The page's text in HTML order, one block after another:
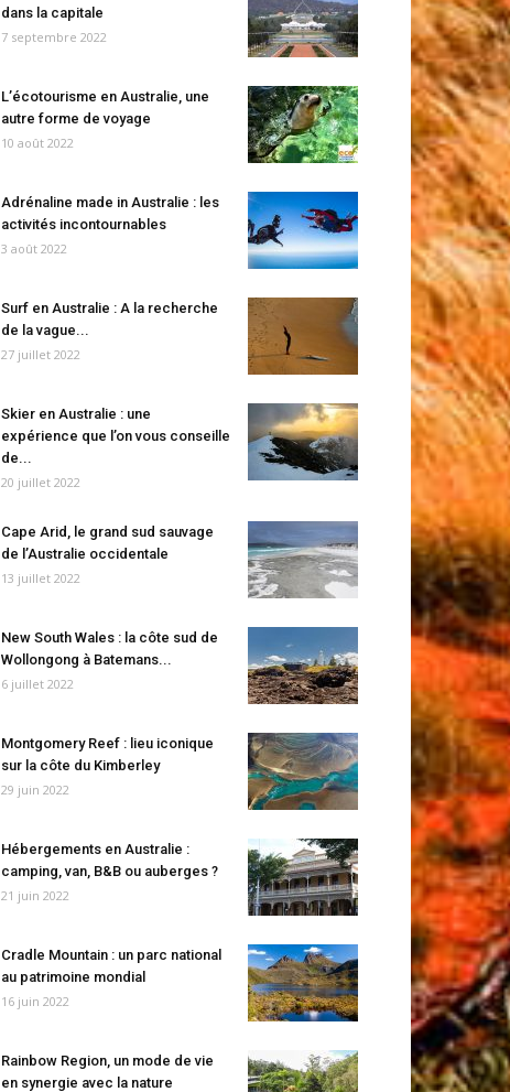
dans la capitale
7 septembre 2022
L’écotourisme en Australie, une
autre forme de voyage
10 août 2022
Adrénaline made in Australie : les
activités incontournables
3 août 2022
Surf en Australie : A la recherche
de la vague...
27 juillet 2022
Skier en Australie : une
expérience que l’on vous conseille
de...
20 juillet 2022
Cape Arid, le grand sud sauvage
de l’Australie occidentale
13 juillet 2022
New South Wales : la côte sud de
Wollongong à Batemans...
6 juillet 2022
Montgomery Reef : lieu iconique
sur la côte du Kimberley
29 juin 2022
Hébergements en Australie :
camping, van, B&B ou auberges ?
21 juin 2022
Cradle Mountain : un parc national
au patrimoine mondial
16 juin 2022
Rainbow Region, un mode de vie
en synergie avec la nature